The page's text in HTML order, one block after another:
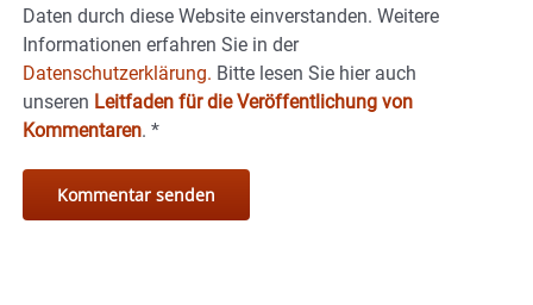
Daten durch diese Website einverstanden. Weitere
Informationen erfahren Sie in der
Datenschutzerklärung. Bitte lesen Sie hier auch
unseren Leitfaden für die Veröffentlichung von
Kommentaren. *